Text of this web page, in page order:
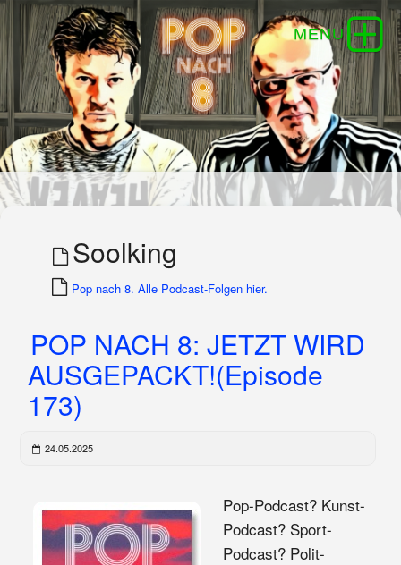
Soolking
Pop nach 8. Alle Podcast-Folgen hier.
POP NACH 8: JETZT WIRD
AUSGEPACKT!(Episode
173)
24.05.2025
Pop-Podcast? Kunst-
Podcast? Sport-
Podcast? Polit-